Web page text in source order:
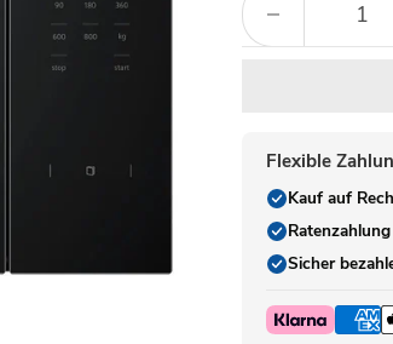
Flexible
Kauf auf
Ratenzahlung
Sicher